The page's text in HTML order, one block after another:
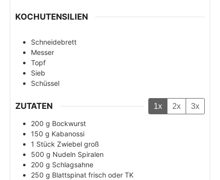
KOCHUTENSILIEN
Schneidebrett
Messer
Topf
Sieb
Schüssel
ZUTATEN 1x 2x 3x
200 g Bockwurst
150 g Kabanossi
1 Stück Zwiebel groß
500 g Nudeln Spiralen
200 g Schlagsahne
250 g Blattspinat frisch oder TK